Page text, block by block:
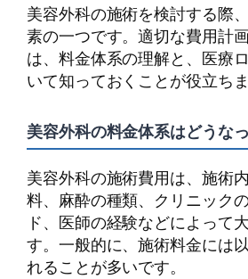
美容外科の施術を検討する際
素の一つです。適切な費用計
は、料金体系の理解と、医療
いて知っておくことが役立ちま
美容外科の料金体系はどうな
美容外科の施術費用は、施術
料、麻酔の種類、クリニック
ド、医師の経験などによって
す。一般的に、施術料金には
れることが多いです。